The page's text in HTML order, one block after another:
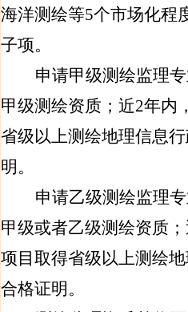
海洋测绘等5个市场化程
子项。
申请甲级测绘监理
甲级测绘资质；近2年内
省级以上测绘地理信息
明。
申请乙级测绘监理
甲级或者乙级测绘资质
项目取得省级以上测绘
合格证明。